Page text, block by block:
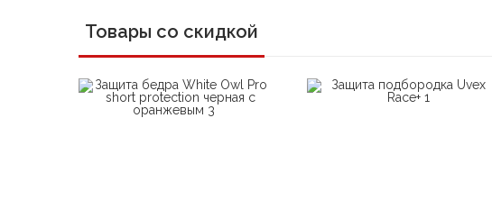
Товары со скидкой